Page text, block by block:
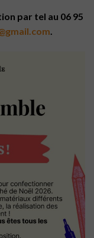
par tel au 06 95
.